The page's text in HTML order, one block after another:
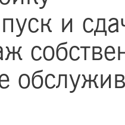
и